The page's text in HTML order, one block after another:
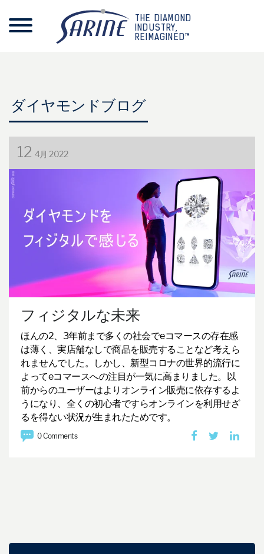
THE DIAMOND
INDUSTRY,
REIMAGINED™
ダイヤモンドブログ
12 4月 2022
フィジタルな未来
ほんの2、3年前まで多くの社会でeコマースの存在感
は薄く、実店舗なしで商品を販売することなど考えら
れませんでした。しかし、新型コロナの世界的流行に
よってeコマースへの注目が一気に高まりました。以
前からのユーザーはよりオンライン販売に依存するよ
うになり、全くの初心者ですらオンラインを利用せざ
るを得ない状況が生まれたためです。
0 Comments